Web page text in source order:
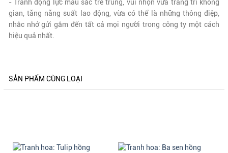
- Tranh động lực màu sắc trẻ trung, vui nhộn vừa trang trí không
gian, tăng năng suất lao động, vừa có thể là những thông điệp,
nhắc nhở gửi gắm đến tất cả mọi người trong công ty một cách
hiệu quả nhất.
SẢN PHẨM CÙNG LOẠI